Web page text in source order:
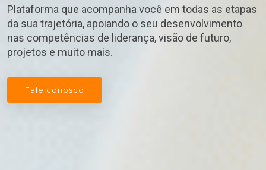
Plataforma que acompanha você em todas as etapas
da sua trajetória, apoiando o seu desenvolvimento
nas competências de liderança, visão de futuro,
projetos e muito mais.
Fale conosco